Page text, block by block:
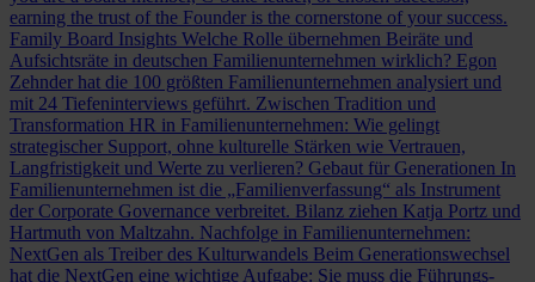
earning the trust of the Founder is the cornerstone of your success.
Family Board Insights Welche Rolle übernehmen Beiräte und
Aufsichtsräte in deutschen Familienunternehmen wirklich? Egon
Zehnder hat die 100 größten Familienunternehmen analysiert und
mit 24 Tiefeninterviews geführt. Zwischen Tradition und
Transformation HR in Familienunternehmen: Wie gelingt
strategischer Support, ohne kulturelle Stärken wie Vertrauen,
Langfristigkeit und Werte zu verlieren? Gebaut für Generationen In
Familienunternehmen ist die „Familienverfassung“ als Instrument
der Corporate Governance verbreitet. Bilanz ziehen Katja Portz und
Hartmuth von Maltzahn. Nachfolge in Familienunternehmen:
NextGen als Treiber des Kulturwandels Beim Generationswechsel
hat die NextGen eine wichtige Aufgabe: Sie muss die Führungs-